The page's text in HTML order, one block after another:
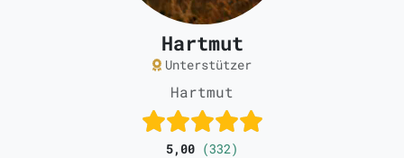
Hartmut
Unterstützer
Hartmut
5,00 (332)